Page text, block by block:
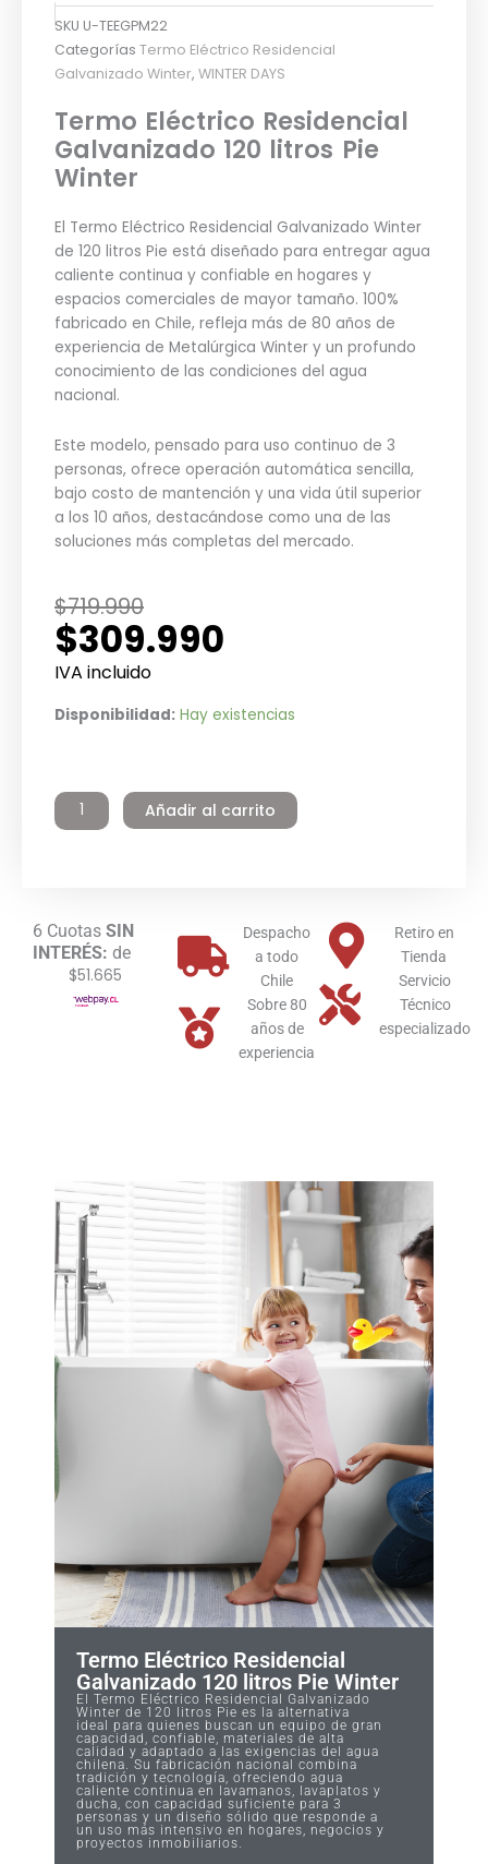
SKU U-TEEGPM22
Categorías Termo Eléctrico Residencial
Galvanizado Winter, WINTER DAYS
Termo Eléctrico Residencial
Galvanizado 120 litros Pie
Winter
El Termo Eléctrico Residencial Galvanizado Winter
de 120 litros Pie está diseñado para entregar agua
caliente continua y confiable en hogares y
espacios comerciales de mayor tamaño. 100%
fabricado en Chile, refleja más de 80 años de
experiencia de Metalúrgica Winter y un profundo
conocimiento de las condiciones del agua
nacional.
Este modelo, pensado para uso continuo de 3
personas, ofrece operación automática sencilla,
bajo costo de mantención y una vida útil superior
a los 10 años, destacándose como una de las
soluciones más completas del mercado.
$719.990
El
precio
original
$719.990.
$309.990
El
precio
actual
$309.990.
IVA incluido
Disponibilidad: Hay existencias
Termo
litros
Añadir al carrito
6 Cuotas SIN
INTERÉS: de
$51.665
Despacho
a todo
Chile
Sobre 80
años de
experiencia
Retiro en
Tienda
Servicio
Técnico
especializado
Termo Eléctrico Residencial
Galvanizado 120 litros Pie Winter
El Termo Eléctrico Residencial Galvanizado
Winter de 120 litros Pie es la alternativa
ideal para quienes buscan un equipo de gran
capacidad, confiable, materiales de alta
calidad y adaptado a las exigencias del agua
chilena. Su fabricación nacional combina
tradición y tecnología, ofreciendo agua
caliente continua en lavamanos, lavaplatos y
ducha, con capacidad suficiente para 3
personas y un diseño sólido que responde a
un uso más intensivo en hogares, negocios y
proyectos inmobiliarios.